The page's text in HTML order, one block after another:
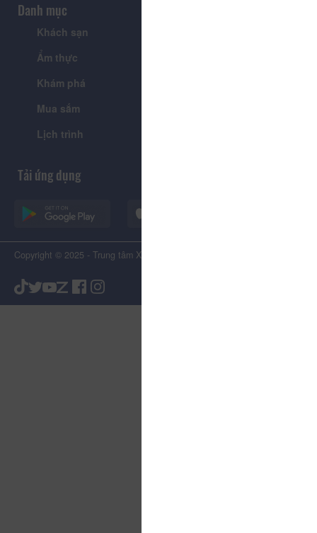
Danh mục
Khách sạn
Ẩm thực
Khám phá
Mua sắm
Lịch trình
Tải ứng dụng
Copyright © 2025 - Trung tâm Xúc tiến Du lịch Tỉnh Lâm Đồng